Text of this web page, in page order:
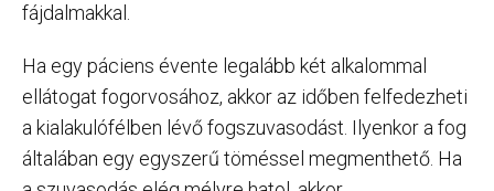
fájdalmakkal.
Ha egy páciens évente legalább két alkalommal
ellátogat fogorvosához, akkor az időben felfedezheti
a kialakulófélben lévő fogszuvasodást. Ilyenkor a fog
általában egy egyszerű töméssel megmenthető. Ha